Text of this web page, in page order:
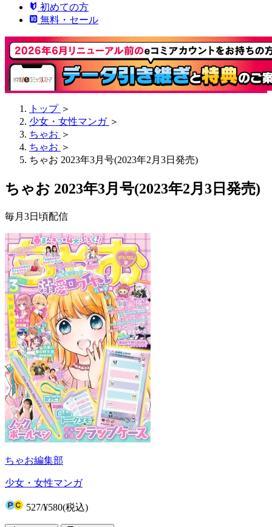
初めての方
無料・セール
トップ ＞
少女・女性マンガ ＞
ちゃお ＞
ちゃお ＞
ちゃお 2023年3月号(2023年2月3日発売)
ちゃお 2023年3月号(2023年2月3日発売)
毎月3日頃配信
ちゃお編集部
少女・女性マンガ
527/¥580(税込)